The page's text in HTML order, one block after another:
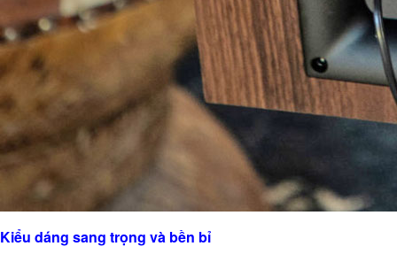
Kiểu dáng sang trọng và bền bỉ